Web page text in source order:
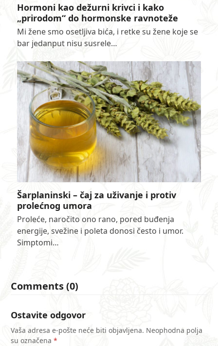
Hormoni kao dežurni krivci i kako
„prirodom“ do hormonske ravnoteže
Mi žene smo osetljiva bića, i retke su žene koje se
bar jedanput nisu susrele…
Šarplaninski – čaj za uživanje i protiv
prolećnog umora
Proleće, naročito ono rano, pored buđenja
energije, svežine i poleta donosi često i umor.
Simptomi…
Comments (0)
Ostavite odgovor
Vaša adresa e-pošte neće biti objavljena. Neophodna polja
su označena*